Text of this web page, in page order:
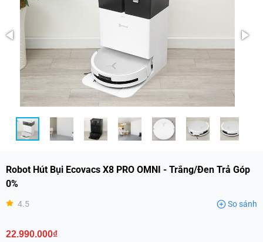
Robot Hút Bụi Ecovacs X8 PRO OMNI - Trắng/Đen Trả Góp
0%
4.5 So sánh
22.990.000₫